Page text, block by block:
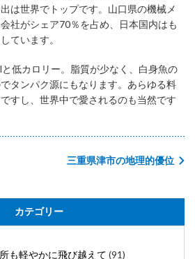
は世界でトップです。山口県の機械メ
社がシェア70％を占め、日本国内はも
ています。
低カロリー。脂質が少なく、白身魚の
タンパク源にもなります。あらゆる料
すし、世界中で愛されるのも当然です
三重県津市の地理的優位
カテゴリー
も軽やかに飛び越えて (91)